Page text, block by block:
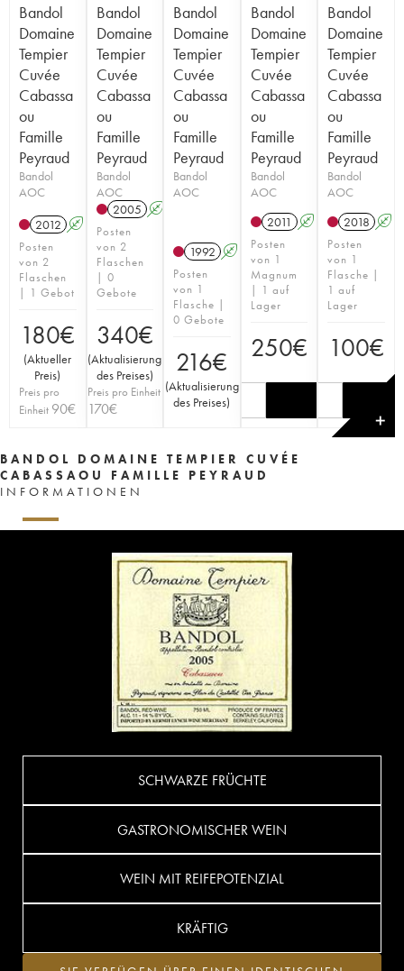
Bandol
Domaine
Tempier
Cuvée
Cabassa
ou
Famille
Peyraud
Bandol
AOC
2012 A
Posten
von 2
Flaschen
| 1 Gebot
180€
(Aktueller
Preis)
Preis pro
Einheit 90€
Bandol
Domaine
Tempier
Cuvée
Cabassa
ou
Famille
Peyraud
Bandol
AOC
2005 A
Posten
von 2
Flaschen
| 0
Gebote
340€
(Aktualisierung
des Preises)
Preis pro Einheit
170€
Bandol
Domaine
Tempier
Cuvée
Cabassa
ou
Famille
Peyraud
Bandol
AOC
1992 A
Posten
von 1
Flasche |
0 Gebote
216€
(Aktualisierung
des Preises)
Bandol
Domaine
Tempier
Cuvée
Cabassa
ou
Famille
Peyraud
Bandol
AOC
2011 A
Posten
von 1
Magnum
| 1 auf
Lager
250€
Bandol
Domaine
Tempier
Cuvée
Cabassa
ou
Famille
Peyraud
Bandol
AOC
2018 A
Posten
von 1
Flasche |
1 auf
Lager
100€
✕
BANDOL DOMAINE TEMPIER CUVÉE
CABASSAOU FAMILLE PEYRAUD
INFORMATIONEN
SCHWARZE FRÜCHTE
GASTRONOMISCHER WEIN
WEIN MIT REIFEPOTENZIAL
KRÄFTIG